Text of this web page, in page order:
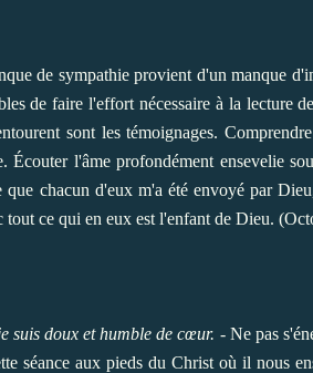
de sympathie provient d'un manque
de faire l'effort nécessaire à la lecture
sont les témoignages.
Écouter l'âme profondément ensevelie
que chacun d'eux m'a été envoyé par
tout ce qui en eux est l'enfant de Dieu.
suis doux et humble de cœur. - Ne pas
séance aux pieds du Christ où il nous